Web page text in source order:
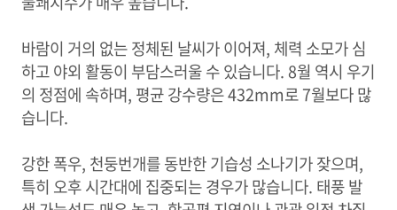
바람이 거의 없는 정체된 날씨가 이어져, 체력 소모가 심
하고 야외 활동이 부담스러울 수 있습니다. 8월 역시 우기
의 정점에 속하며, 평균 강수량은 432mm로 7월보다 많
습니다.
강한 폭우, 천둥번개를 동반한 기습성 소나기가 잦으며,
특히 오후 시간대에 집중되는 경우가 많습니다. 태풍 발